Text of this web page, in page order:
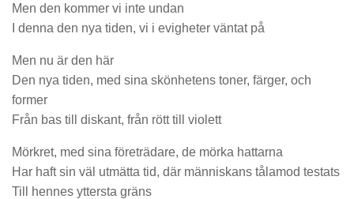
Men den kommer vi inte undan
I denna den nya tiden, vi i evigheter väntat på
Men nu är den här
Den nya tiden, med sina skönhetens toner, färger, och
former
Från bas till diskant, från rött till violett
Mörkret, med sina företrädare, de mörka hattarna
Har haft sin väl utmätta tid, där människans tålamod testats
Till hennes yttersta gräns